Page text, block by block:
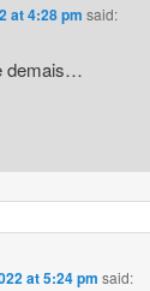
at 4:28 pm said:
demais…
at 5:24 pm said: